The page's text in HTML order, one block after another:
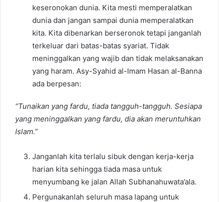
keseronokan dunia. Kita mesti memperalatkan
dunia dan jangan sampai dunia memperalatkan
kita. Kita dibenarkan berseronok tetapi janganlah
terkeluar dari batas-batas syariat. Tidak
meninggalkan yang wajib dan tidak melaksanakan
yang haram. Asy-Syahid al-Imam Hasan al-Banna
ada berpesan:
“Tunaikan yang fardu, tiada tangguh-tangguh. Sesiapa
yang meninggalkan yang fardu, dia akan meruntuhkan
Islam.”
Janganlah kita terlalu sibuk dengan kerja-kerja
harian kita sehingga tiada masa untuk
menyumbang ke jalan Allah Subhanahuwata’ala.
Pergunakanlah seluruh masa lapang untuk